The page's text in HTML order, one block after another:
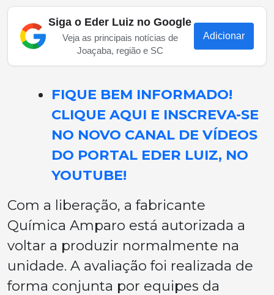
Siga o Eder Luiz no Google
Veja as principais notícias de
Joaçaba, região e SC
Adicionar
FIQUE BEM INFORMADO!
CLIQUE AQUI E INSCREVA-SE
NO NOVO CANAL DE VÍDEOS
DO PORTAL EDER LUIZ, NO
YOUTUBE!
Com a liberação, a fabricante
Química Amparo está autorizada a
voltar a produzir normalmente na
unidade. A avaliação foi realizada de
forma conjunta por equipes da